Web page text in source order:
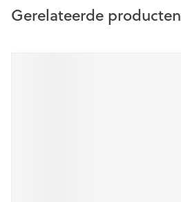
Gerelateerde producten